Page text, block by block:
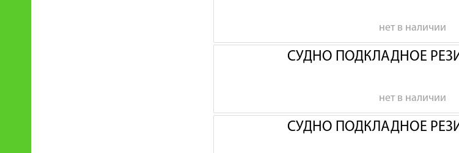
нет в наличии
СУДНО ПОДКЛАДНОЕ
нет в наличии
СУДНО ПОДКЛАДНОЕ